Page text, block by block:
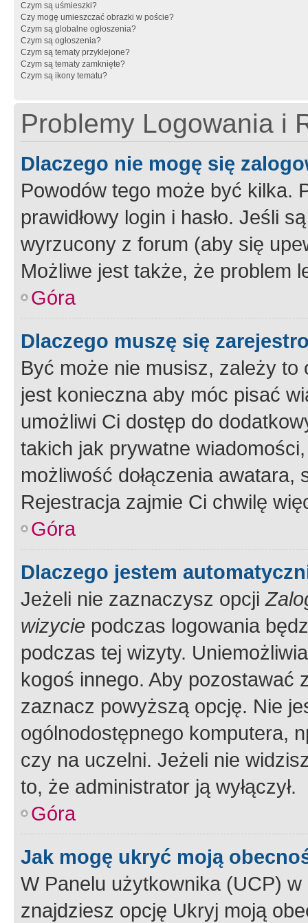
Czym są uśmieszki?
Czy mogę umieszczać obrazki w poście?
Czym są globalne ogłoszenia?
Czym są ogłoszenia?
Czym są tematy przyklejone?
Czym są tematy zamknięte?
Czym są ikony tematu?
Problemy Logowania i
Dlaczego nie mogę się
Powodów tego może być kilka.
prawidłowy login i hasło. Jeśli
wyrzucony z forum (aby się
Możliwe jest także, że problem
Góra
Dlaczego muszę się
Być może nie musisz, zależy
jest konieczna aby móc pisać
umożliwi Ci dostęp do
takich jak prywatne
możliwość dołączenia
Rejestracja zajmie Ci chwilę
Góra
Dlaczego jestem
Jeżeli nie zaznaczysz opcji
wizycie podczas logowania
podczas tej wizyty.
kogoś innego. Aby pozostawać
zaznacz powyższą opcję. Nie
ogólnodostępnego komputera,
czy na uczelni. Jeżeli nie
to, że administrator ją wyłączył.
Góra
Jak mogę ukryć moją
W Panelu użytkownika (UCP) w
znajdziesz opcję Ukryj moją